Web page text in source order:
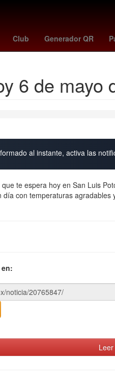
Club Generador QR
Barbados Dólar
6 de mayo
al instante, activa las
te espera hoy en San Luis
día con temperaturas agradables